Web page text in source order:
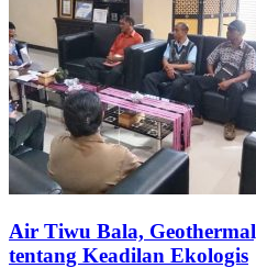
Air Tiwu Bala,
tentang Keadilan Ekologis